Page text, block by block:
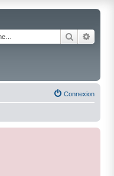
Rechercher
Connexion